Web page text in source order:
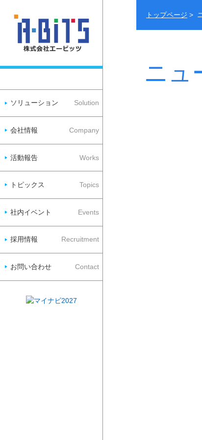
ソリューション Solution
会社情報 Company
活動報告 Works
トピックス Topics
社内イベント Events
採用情報 Recruitment
お問い合わせ Contact
トップページ >
ニュ